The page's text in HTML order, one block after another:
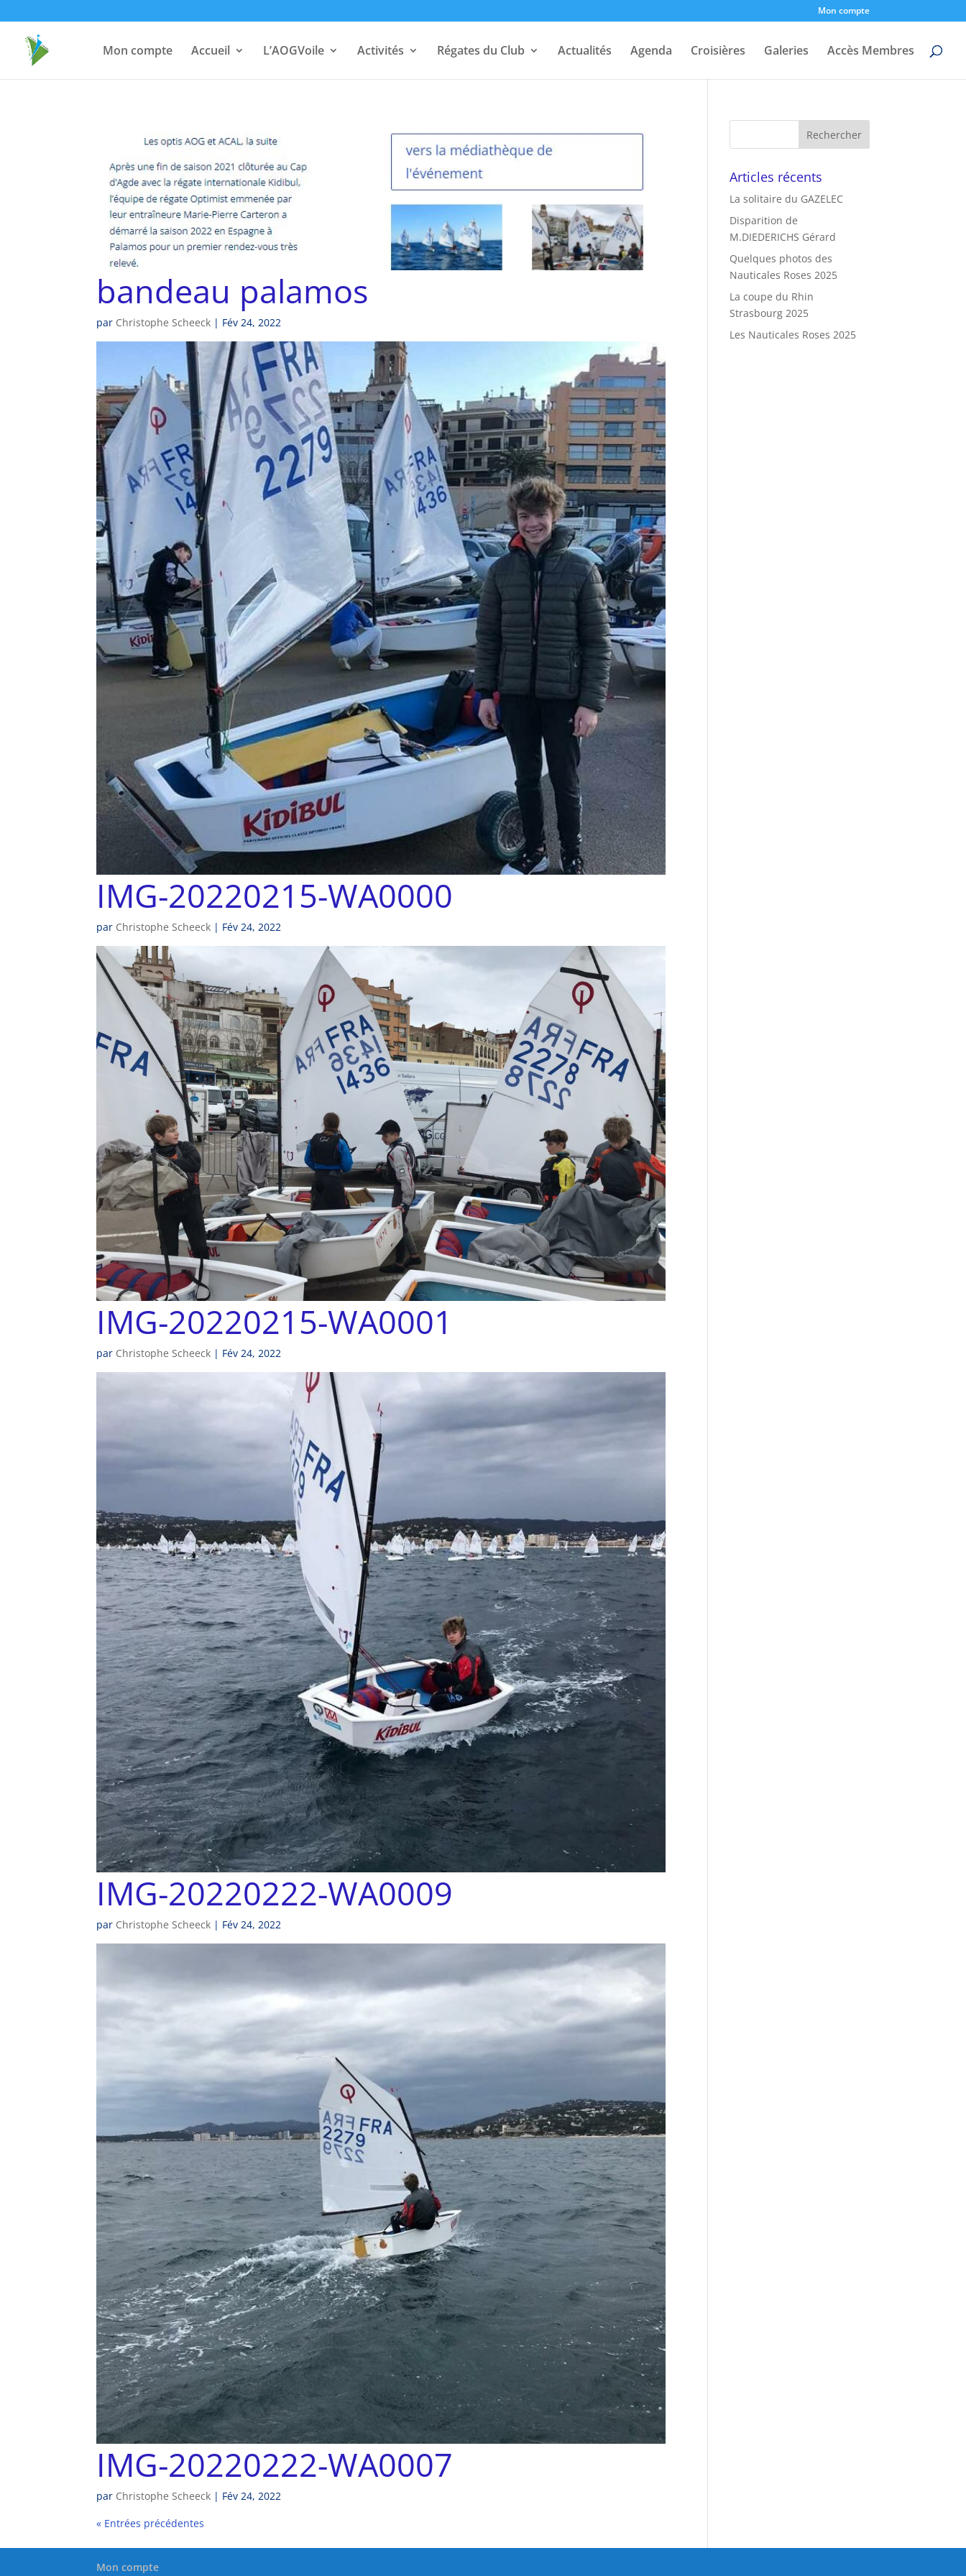
Mon compte
Mon compte Accueil L’AOGVoile Activités Régates du Club Actualités Agenda Croisières Galeries Accès Membres
bandeau palamos
par Christophe Scheeck | Fév 24, 2022
IMG-20220215-WA0000
par Christophe Scheeck | Fév 24, 2022
IMG-20220215-WA0001
par Christophe Scheeck | Fév 24, 2022
IMG-20220222-WA0009
par Christophe Scheeck | Fév 24, 2022
IMG-20220222-WA0007
par Christophe Scheeck | Fév 24, 2022
« Entrées précédentes
Articles récents
La solitaire du GAZELEC
Disparition de
M.DIEDERICHS Gérard
Quelques photos des
Nauticales Roses 2025
La coupe du Rhin
Strasbourg 2025
Les Nauticales Roses 2025
Mon compte